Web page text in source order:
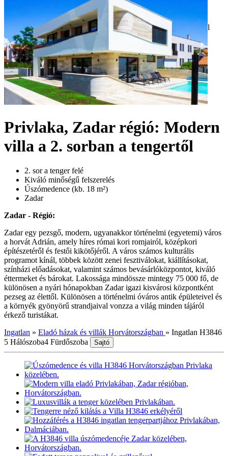
Privlaka, Zadar régió: Modern
villa a 2. sorban a tengertől
2. sor a tenger felé
Kiváló minőségű felszerelés
Úszómedence (kb. 18 m²)
Zadar
Zadar - Régió:
Zadar egy pezsgő, modern, ugyanakkor történelmi (egyetemi) város
a horvát Adrián, amely híres római kori romjairól, középkori
építészetéről és festői kikötőjéről. A város számos kulturális
programot kínál, többek között zenei fesztiválokat, kiállításokat,
színházi előadásokat, valamint számos bevásárlóközpontot, kiváló
éttermeket és bárokat. Lakossága mindössze mintegy 75 000 fő, de
különösen a nyári hónapokban Zadar igazi kisvárosi központként
pezseg az élettől. Különösen a történelmi óváros antik épületeivel és
a környék gyönyörű strandjaival vonzza a világ minden tájáról
érkező turistákat.
Ingatlan » Eladó házak és villák Horvátországban » Ingatlan H3846
5 Hálószoba4 Fürdőszoba Sajtó